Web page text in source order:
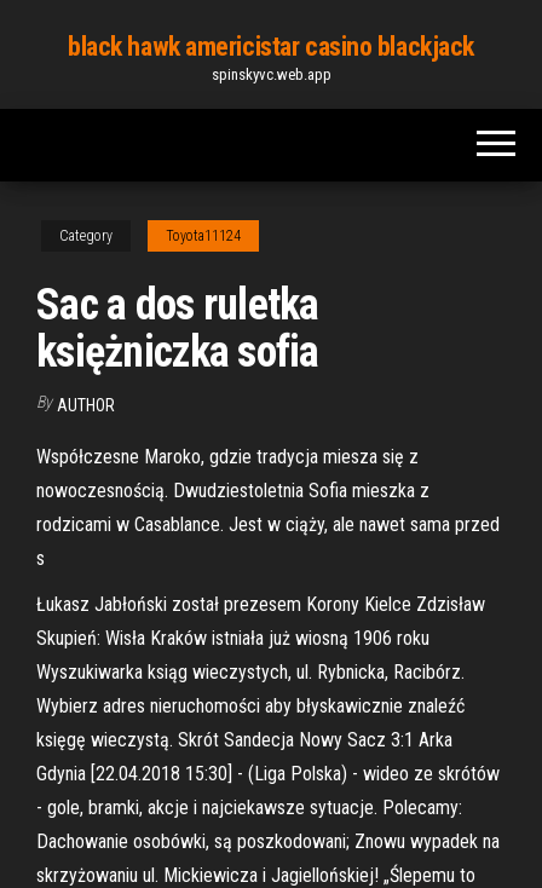
content
black hawk americistar casino blackjack
spinskyvc.web.app
Category Toyota11124
Sac a dos ruletka
księżniczka sofia
By AUTHOR
Współczesne Maroko, gdzie tradycja miesza się z
nowoczesnością. Dwudziestoletnia Sofia mieszka z
rodzicami w Casablance. Jest w ciąży, ale nawet sama przed
s
Łukasz Jabłoński został prezesem Korony Kielce Zdzisław
Skupień: Wisła Kraków istniała już wiosną 1906 roku
Wyszukiwarka ksiąg wieczystych, ul. Rybnicka, Racibórz.
Wybierz adres nieruchomości aby błyskawicznie znaleźć
księgę wieczystą. Skrót Sandecja Nowy Sacz 3:1 Arka
Gdynia [22.04.2018 15:30] - (Liga Polska) - wideo ze skrótów
- gole, bramki, akcje i najciekawsze sytuacje. Polecamy:
Dachowanie osobówki, są poszkodowani; Znowu wypadek na
skrzyżowaniu ul. Mickiewicza i Jagiellońskiej! „Ślepemu to